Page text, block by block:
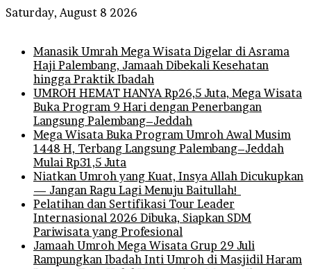
Saturday, August 8 2026
Manasik Umrah Mega Wisata Digelar di Asrama
Haji Palembang, Jamaah Dibekali Kesehatan
hingga Praktik Ibadah
UMROH HEMAT HANYA Rp26,5 Juta, Mega Wisata
Buka Program 9 Hari dengan Penerbangan
Langsung Palembang–Jeddah
Mega Wisata Buka Program Umroh Awal Musim
1448 H, Terbang Langsung Palembang–Jeddah
Mulai Rp31,5 Juta
Niatkan Umroh yang Kuat, Insya Allah Dicukupkan
— Jangan Ragu Lagi Menuju Baitullah!
Pelatihan dan Sertifikasi Tour Leader
Internasional 2026 Dibuka, Siapkan SDM
Pariwisata yang Profesional
Jamaah Umroh Mega Wisata Grup 29 Juli
Rampungkan Ibadah Inti Umroh di Masjidil Haram